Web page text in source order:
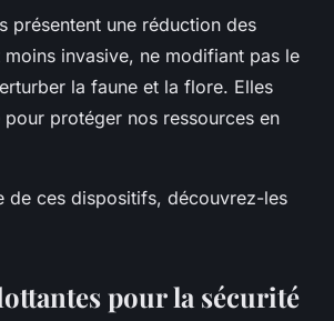
présentent une réduction des
invasive, ne modifiant pas le
la faune et la flore. Elles
protéger nos ressources en
de ces dispositifs, découvrez-les
pour la sécurité